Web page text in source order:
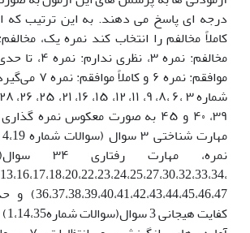
درجه ای پاسخ می دهند. به این ترتیب که
کاملاً مخالفم را انتخاب کند نمره یک،
موافقم: نمره ۶
۳۹، ۴۰ و ۴۵ به صورت معکوس نمره
نمره،